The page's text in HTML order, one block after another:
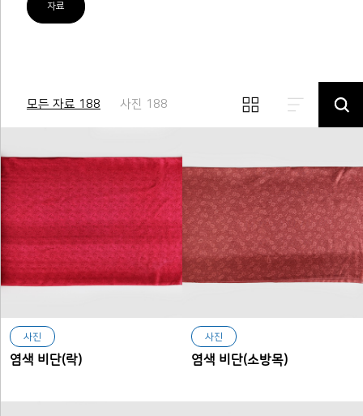
자료
모든 자료 188 사진 188
사진
염색 비단(락)
사진
염색 비단(소방목)